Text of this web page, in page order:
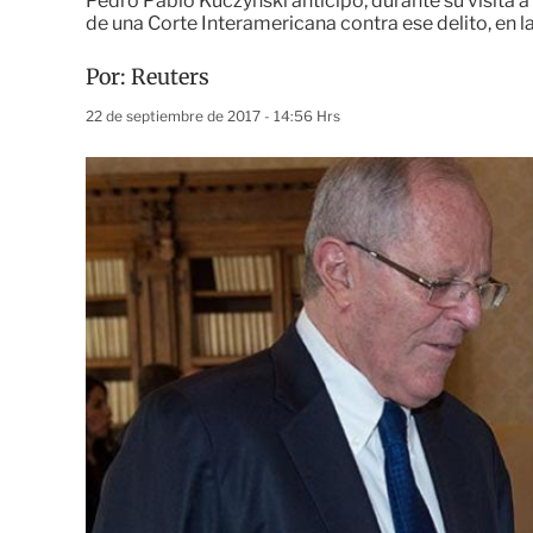
de una Corte Interamericana contra ese delito, en
Por: Reuters
22 de septiembre de 2017 - 14:56 Hrs